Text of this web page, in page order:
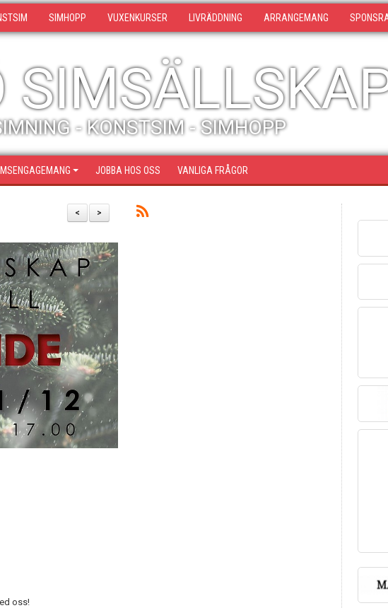
SIMHOPP VUXENKURSER LIVRÄDDNING ARRANGEMANG
- KONSTSIM - SIMHOPP
JOBBA HOS OSS VANLIGA FRÅGOR
>
<
oss!